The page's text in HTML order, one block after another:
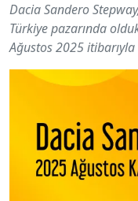
Dacia Sandero
Türkiye pazarında
Ağustos 2025